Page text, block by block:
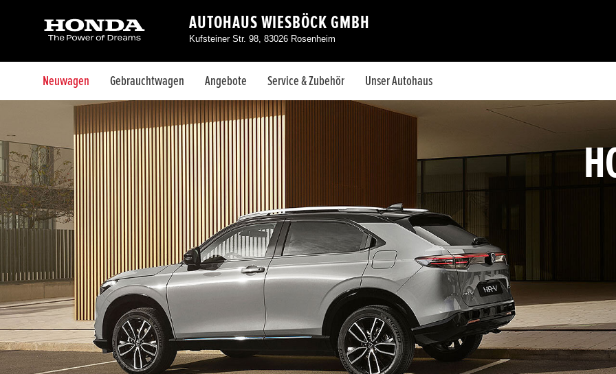
AUTOHAUS WIESBÖCK GMBH
Kufsteiner Str. 98, 83026 Rosenheim
Neuwagen Gebrauchtwagen Angebote Service & Zubehör Unser Autohaus